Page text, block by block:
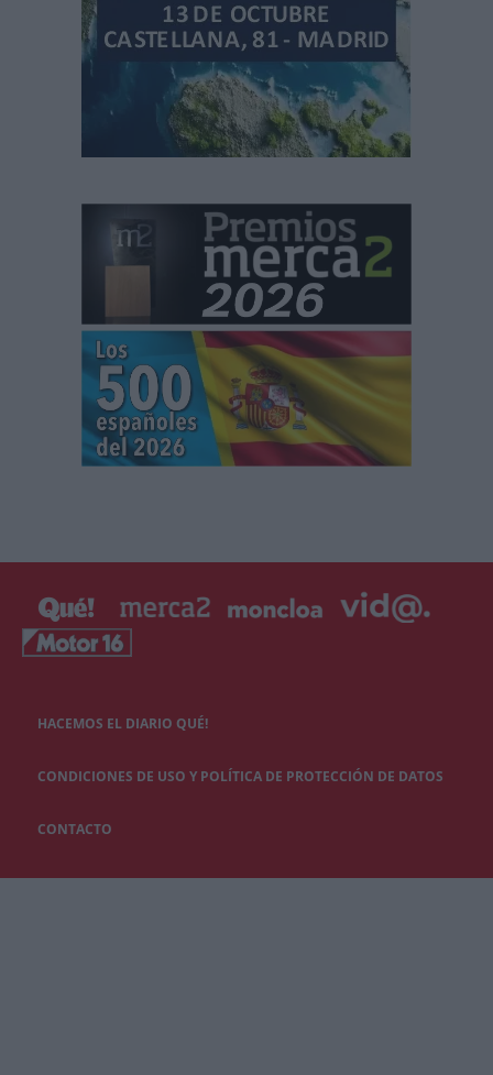
HACEMOS EL DIARIO QUÉ!
CONDICIONES DE USO Y POLÍTICA DE PROTECCIÓN DE DATOS
CONTACTO